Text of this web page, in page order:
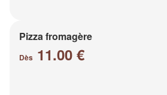
Pizza fromagère
Dès 11.00 €